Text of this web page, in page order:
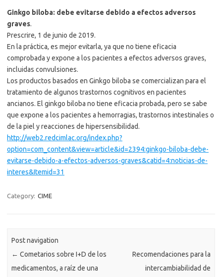
Ginkgo biloba: debe evitarse debido a efectos adversos
graves.
Prescrire, 1 de junio de 2019.
En la práctica, es mejor evitarla, ya que no tiene eficacia
comprobada y expone a los pacientes a efectos adversos graves,
incluidas convulsiones.
Los productos basados ​​en Ginkgo biloba se comercializan para el
tratamiento de algunos trastornos cognitivos en pacientes
ancianos. El ginkgo biloba no tiene eficacia probada, pero se sabe
que expone a los pacientes a hemorragias, trastornos intestinales o
de la piel y reacciones de hipersensibilidad.
http://web2.redcimlac.org/index.php?
option=com_content&view=article&id=2394:ginkgo-biloba-debe-
evitarse-debido-a-efectos-adversos-graves&catid=4:noticias-de-
interes&Itemid=31
Category: CIME
Post navigation
← Cometarios sobre I+D de los
medicamentos, a raíz de una
Recomendaciones para la
intercambiabilidad de